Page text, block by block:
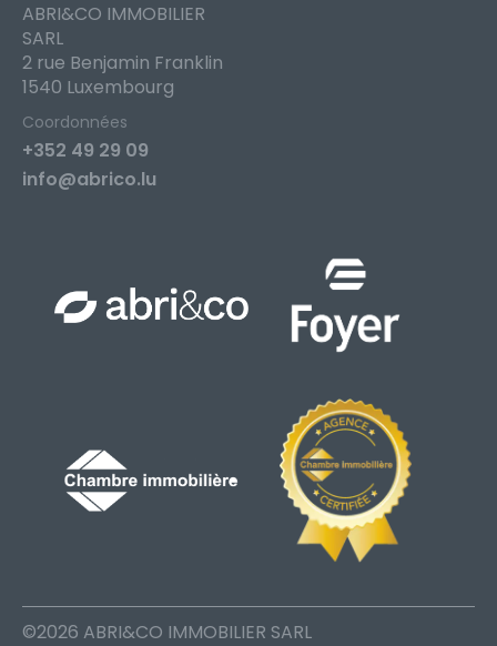
ABRI&CO IMMOBILIER
SARL
2 rue Benjamin Franklin
1540 Luxembourg
Coordonnées
+352 49 29 09
info@abrico.lu
©2026 ABRI&CO IMMOBILIER SARL